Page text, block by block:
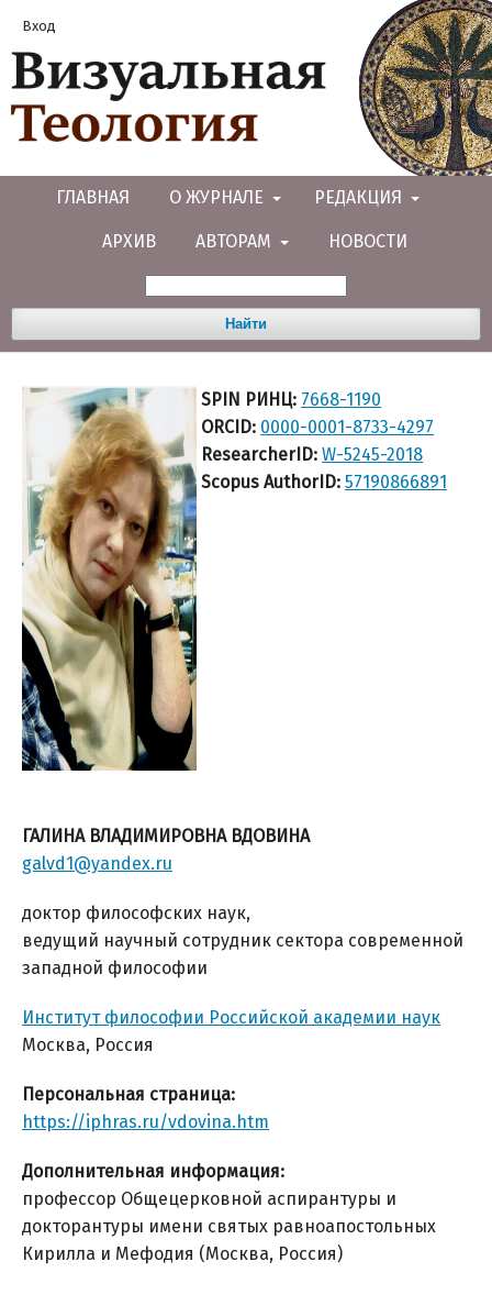
ГЛАВНАЯ О ЖУРНАЛЕ РЕДАКЦИЯ
АРХИВ АВТОРАМ НОВОСТИ
Найти
Вход
SPIN РИНЦ: 7668-1190
ORCID: 0000-0001-8733-4297
ResearcherID: W-5245-2018
Scopus AuthorID:57190866891
ГАЛИНА ВЛАДИМИРОВНА ВДОВИНА
galvd1@yandex.ru
доктор философских наук,
ведущий научный сотрудник сектора современной
западной философии
Институт философии Российской академии наук
Москва, Россия
Персональная страница:
https://iphras.ru/vdovina.htm
Дополнительная информация:
профессор Общецерковной аспирантуры и
докторантуры имени святых равноапостольных
Кирилла и Мефодия (Москва, Россия)